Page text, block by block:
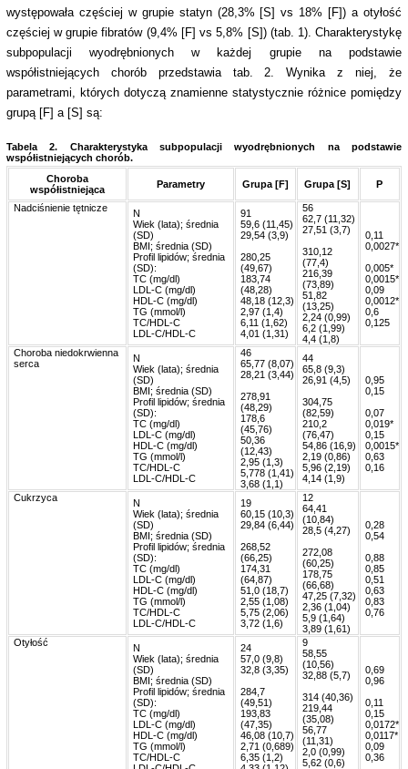
występowała częściej w grupie statyn (28,3% [S] vs 18% [F]) a otyłość
częściej w grupie fibratów (9,4% [F] vs 5,8% [S]) (tab. 1). Charakterystykę
subpopulacji wyodrębnionych w każdej grupie na podstawie
współistniejących chorób przedstawia tab. 2. Wynika z niej, że
parametrami, których dotyczą znamienne statystycznie różnice pomiędzy
grupą [F] a [S] są:
Tabela 2. Charakterystyka subpopulacji wyodrębnionych na podstawie
współistniejących chorób.
Choroba
współistniejąca
Parametry Grupa [F] Grupa [S] P
Nadciśnienie tętnicze
N
Wiek (lata); średnia
(SD)
BMI; średnia (SD)
Profil lipidów; średnia
(SD):
TC (mg/dl)
LDL-C (mg/dl)
HDL-C (mg/dl)
TG (mmol/l)
TC/HDL-C
LDL-C/HDL-C
91
59,6 (11,45)
29,54 (3,9)
280,25
(49,67)
183,74
(48,28)
48,18 (12,3)
2,97 (1,4)
6,11 (1,62)
4,01 (1,31)
56
62,7 (11,32)
27,51 (3,7)
310,12
(77,4)
216,39
(73,89)
51,82
(13,25)
2,24 (0,99)
6,2 (1,99)
4,4 (1,8)
0,11
0,0027*
0,005*
0,0015*
0,09
0,0012*
0,6
0,125
Choroba niedokrwienna
serca
N
Wiek (lata); średnia
(SD)
BMI; średnia (SD)
Profil lipidów; średnia
(SD):
TC (mg/dl)
LDL-C (mg/dl)
HDL-C (mg/dl)
TG (mmol/l)
TC/HDL-C
LDL-C/HDL-C
46
65,77 (8,07)
28,21 (3,44)
278,91
(48,29)
178,6
(45,76)
50,36
(12,43)
2,95 (1,3)
5,778 (1,41)
3,68 (1,1)
44
65,8 (9,3)
26,91 (4,5)
304,75
(82,59)
210,2
(76,47)
54,86 (16,9)
2,19 (0,86)
5,96 (2,19)
4,14 (1,9)
0,95
0,15
0,07
0,019*
0,15
0,0015*
0,63
0,16
Cukrzyca
N
Wiek (lata); średnia
(SD)
BMI; średnia (SD)
Profil lipidów; średnia
(SD):
TC (mg/dl)
LDL-C (mg/dl)
HDL-C (mg/dl)
TG (mmol/l)
TC/HDL-C
LDL-C/HDL-C
19
60,15 (10,3)
29,84 (6,44)
268,52
(66,25)
174,31
(64,87)
51,0 (18,7)
2,55 (1,08)
5,75 (2,06)
3,72 (1,6)
12
64,41
(10,84)
28,5 (4,27)
272,08
(60,25)
178,75
(66,68)
47,25 (7,32)
2,36 (1,04)
5,9 (1,64)
3,89 (1,61)
0,28
0,54
0,88
0,85
0,51
0,63
0,83
0,76
Otyłość
N
Wiek (lata); średnia
(SD)
BMI; średnia (SD)
Profil lipidów; średnia
(SD):
TC (mg/dl)
LDL-C (mg/dl)
HDL-C (mg/dl)
TG (mmol/l)
TC/HDL-C
24
57,0 (9,8)
32,8 (3,35)
284,7
(49,51)
193,83
(47,35)
46,08 (10,7)
2,71 (0,689)
6,35 (1,2)
9
58,55
(10,56)
32,88 (5,7)
314 (40,36)
219,44
(35,08)
56,77
(11,31)
2,0 (0,99)
5,62 (0,6)
0,69
0,96
0,11
0,15
0,0172*
0,0117*
0,09
0,36